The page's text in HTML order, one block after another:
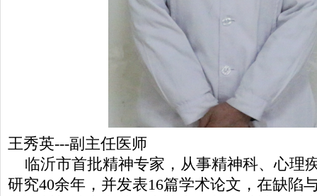
王秀英---副主任医师
临沂市首批精神专家，从事精神科、心理
研究40余年，并发表16篇学术论文，在缺陷